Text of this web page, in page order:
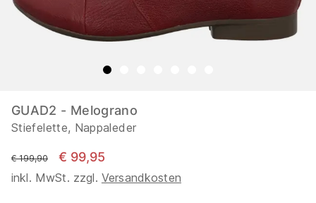
GUAD2 - Melograno
Stiefelette, Nappaleder
statt
€ 199,90 € 99,95
inkl. MwSt. zzgl. Versandkosten